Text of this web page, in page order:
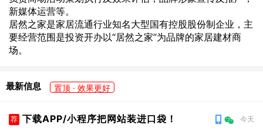
新媒体运营等。
居然之家是家居流通行业知名大型国有控股股份制企业，主
要经营范围是投资开办以“居然之家”为品牌的家居建材商
场。
最新信息 置顶 · 效果更好
荐 下载APP/小程序把网站装进口袋！ 今天